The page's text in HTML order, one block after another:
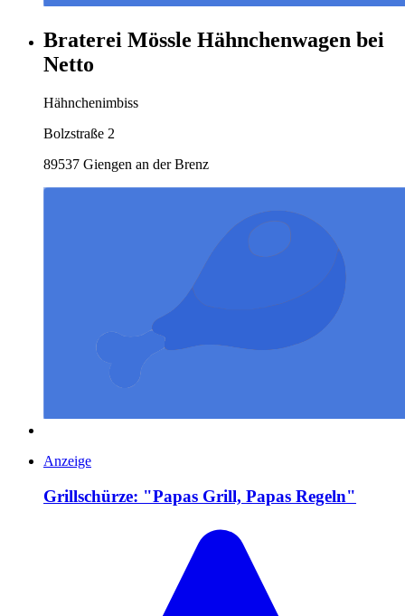
Braterei Mössle Hähnchenwagen bei
Netto
Hähnchenimbiss
Bolzstraße 2
89537 Giengen an der Brenz
Anzeige
Grillschürze: "Papas Grill, Papas Regeln"